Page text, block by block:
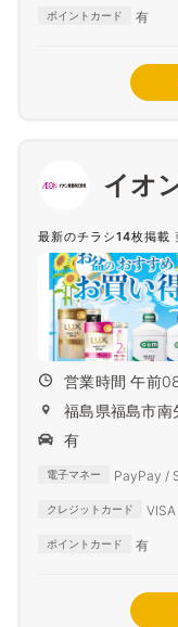
ポイントカード 有
イオ
最新のチラシ14枚掲載
営業時間 午前
福島県福島市南
有
電子マネー PayPay /
クレジットカード
ポイントカード 有